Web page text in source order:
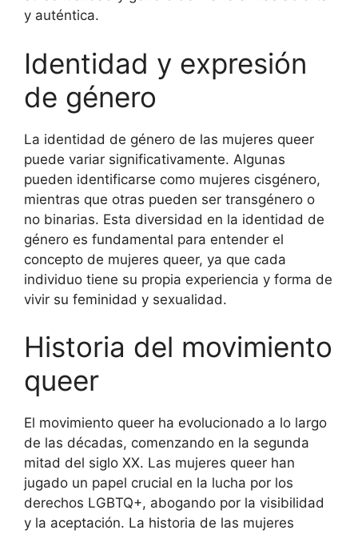
y auténtica.
Identidad y expresión
de género
La identidad de género de las mujeres queer
puede variar significativamente. Algunas
pueden identificarse como mujeres cisgénero,
mientras que otras pueden ser transgénero o
no binarias. Esta diversidad en la identidad de
género es fundamental para entender el
concepto de mujeres queer, ya que cada
individuo tiene su propia experiencia y forma de
vivir su feminidad y sexualidad.
Historia del movimiento
queer
El movimiento queer ha evolucionado a lo largo
de las décadas, comenzando en la segunda
mitad del siglo XX. Las mujeres queer han
jugado un papel crucial en la lucha por los
derechos LGBTQ+, abogando por la visibilidad
y la aceptación. La historia de las mujeres